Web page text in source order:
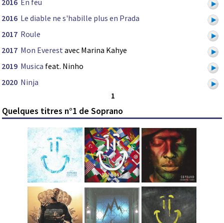
2016 En feu
2016 Le diable ne s'habille plus en Prada
2017 Roule
2017 Mon Everest avec Marina Kahye
2019 Musica feat. Ninho
2020 Ninja
1
Quelques titres n°1 de Soprano